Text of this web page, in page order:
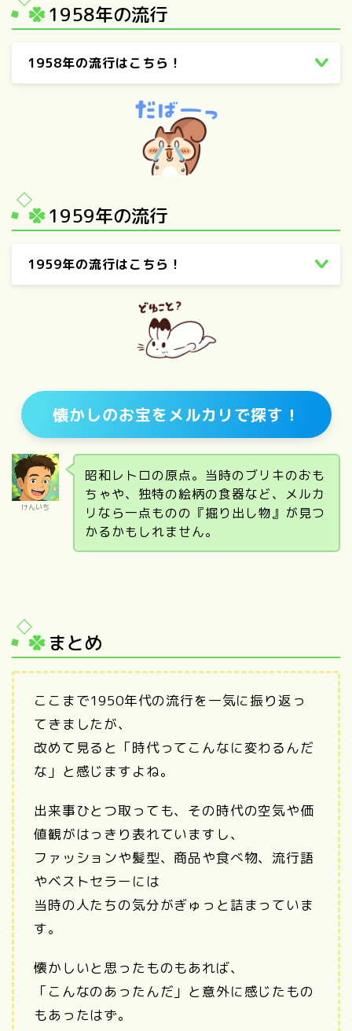
1958年の流行
1958年の流行はこちら！
1959年の流行
1959年の流行はこちら！
懐かしのお宝を メルカリで探す！
けんいち
昭和レトロの原点。当時のブリキのおも
ちゃや、独特の絵柄の食器など、メルカ
リなら一点ものの『掘り出し物』が見つ
かるかもしれません。
まとめ
ここまで1950年代の流行を一気に振り返っ
てきましたが、
改めて見ると「時代ってこんなに変わるんだ
な」と感じますよね。
出来事ひとつ取っても、その時代の空気や価
値観がはっきり表れていますし、
ファッションや髪型、商品や食べ物、流行語
やベストセラーには
当時の人たちの気分がぎゅっと詰まっていま
す。
懐かしいと思ったものもあれば、
「こんなのあったんだ」と意外に感じたもの
もあったはず。